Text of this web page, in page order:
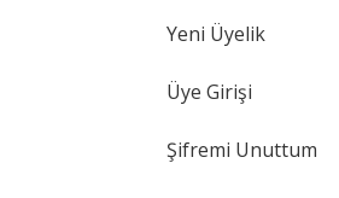
Yeni Üyelik
Üye Girişi
Şifremi Unuttum